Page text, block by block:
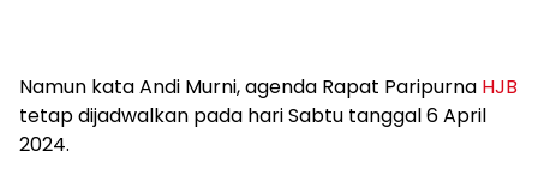
Namun kata Andi Murni, agenda Rapat Paripurna HJB
tetap dijadwalkan pada hari Sabtu tanggal 6 April
2024.